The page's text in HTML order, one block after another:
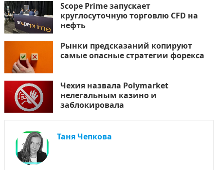
Scope Prime запускает
круглосуточную торговлю CFD на
нефть
Рынки предсказаний копируют
самые опасные стратегии форекса
Чехия назвала Polymarket
нелегальным казино и
заблокировала
Таня Чепкова